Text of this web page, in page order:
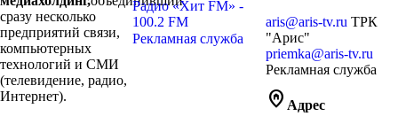
сразу несколько
предприятий связи,
компьютерных
технологий и СМИ
(телевидение, радио,
Интернет).
Радио «Хит FM» -
100.2 FM
Рекламная служба
aris@aris-tv.ru ТРК
"Арис"
priemka@aris-tv.ru
Рекламная служба
home_pin Адрес